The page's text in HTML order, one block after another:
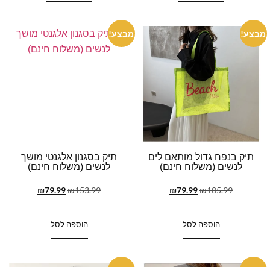
מבצע!
תיק בנפח גדול מותאם לים
לנשים (משלוח חינם)
₪105.99
₪79.99
הוספה לסל
מבצע!
תיק בסגנון אלגנטי מושך
לנשים (משלוח חינם)
₪153.99
₪79.99
הוספה לסל